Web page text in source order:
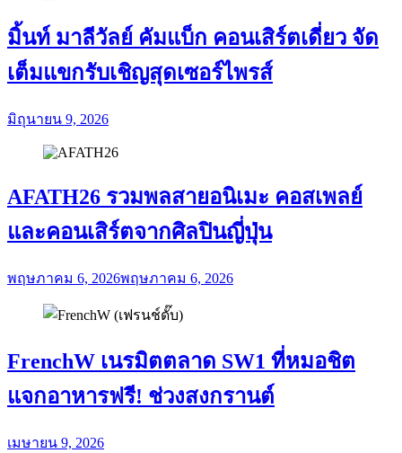
มิ้นท์ มาลีวัลย์ คัมแบ็ก คอนเสิร์ตเดี่ยว จัด
เต็มแขกรับเชิญสุดเซอร์ไพรส์
มิถุนายน 9, 2026
AFATH26 รวมพลสายอนิเมะ คอสเพลย์
และคอนเสิร์ตจากศิลปินญี่ปุ่น
พฤษภาคม 6, 2026พฤษภาคม 6, 2026
FrenchW เนรมิตตลาด SW1 ที่หมอชิต
แจกอาหารฟรี! ช่วงสงกรานต์
เมษายน 9, 2026